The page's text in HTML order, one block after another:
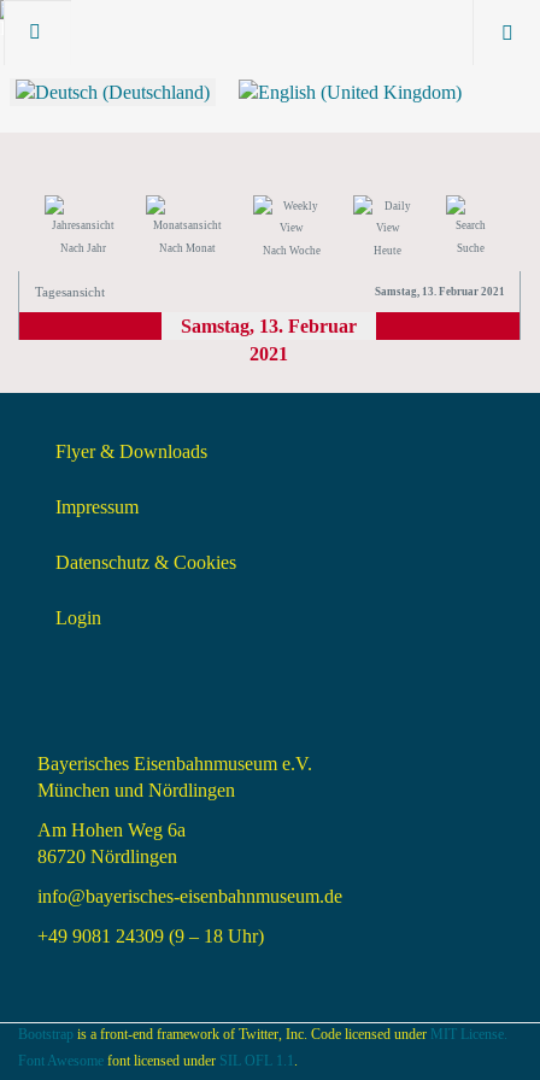
Nach Jahr Nach Monat Nach Woche Heute Suche
Tagesansicht Samstag, 13. Februar 2021
Samstag, 13. Februar
2021
Flyer & Downloads
Impressum
Datenschutz & Cookies
Login
Bayerisches Eisenbahnmuseum e.V.
München und Nördlingen
Am Hohen Weg 6a
86720 Nördlingen
info@bayerisches-eisenbahnmuseum.de
+49 9081 24309 (9 – 18 Uhr)
Bootstrap is a front-end framework of Twitter, Inc. Code licensed under MIT License.
Font Awesome font licensed under SIL OFL 1.1 .